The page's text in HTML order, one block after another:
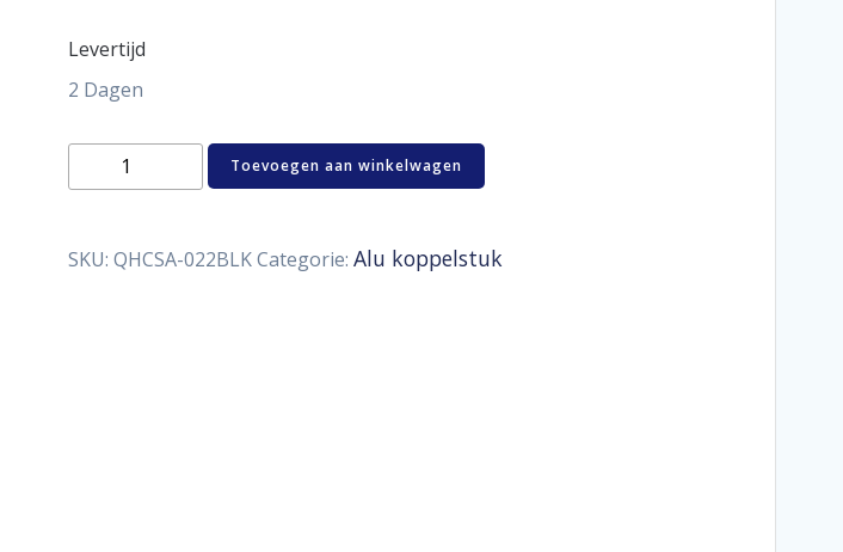
Levertijd
2 Dagen
Aluminum
coupler
aantal
Toevoegen aan winkelwagen
SKU: QHCSA-022BLKCategorie: Alu koppelstuk